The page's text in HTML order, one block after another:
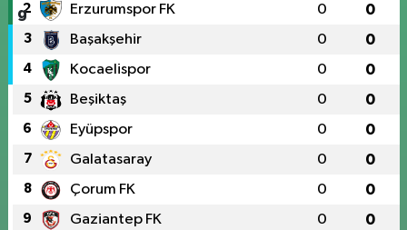
2 Erzurumspor FK 0 0
3 Başakşehir 0 0
4 Kocaelispor 0 0
5 Beşiktaş 0 0
6 Eyüpspor 0 0
7 Galatasaray 0 0
8 Çorum FK 0 0
9 Gaziantep FK 0 0